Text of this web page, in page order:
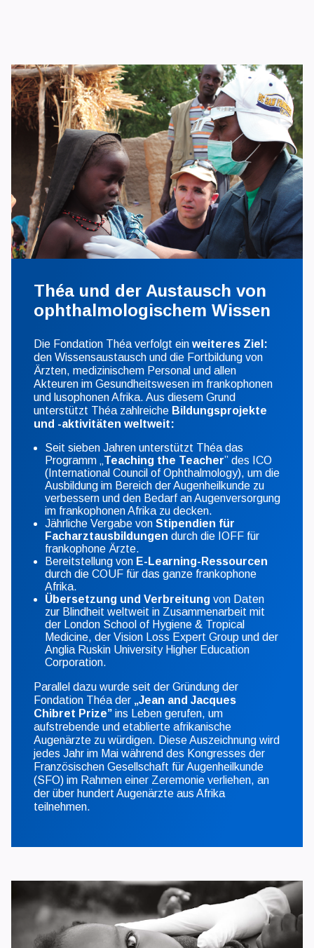
Théa und der Austausch von
ophthalmologischem Wissen
Die Fondation Théa verfolgt ein weiteres Ziel:
den Wissensaustausch und die Fortbildung von
Ärzten, medizinischem Personal und allen
Akteuren im Gesundheitswesen im frankophonen
und lusophonen Afrika. Aus diesem Grund
unterstützt Théa zahlreiche Bildungsprojekte
und -aktivitäten weltweit:
Seit sieben Jahren unterstützt Théa das
Programm „Teaching the Teacher” des ICO
(International Council of Ophthalmology), um die
Ausbildung im Bereich der Augenheilkunde zu
verbessern und den Bedarf an Augenversorgung
im frankophonen Afrika zu decken.
Jährliche Vergabe von Stipendien für
Facharztausbildungen durch die IOFF für
frankophone Ärzte.
Bereitstellung von E-Learning-Ressourcen
durch die COUF für das ganze frankophone
Afrika.
Übersetzung und Verbreitung von Daten
zur Blindheit weltweit in Zusammenarbeit mit
der London School of Hygiene & Tropical
Medicine, der Vision Loss Expert Group und der
Anglia Ruskin University Higher Education
Corporation.
Parallel dazu wurde seit der Gründung der
Fondation Théa der „Jean and Jacques
Chibret Prize” ins Leben gerufen, um
aufstrebende und etablierte afrikanische
Augenärzte zu würdigen. Diese Auszeichnung wird
jedes Jahr im Mai während des Kongresses der
Französischen Gesellschaft für Augenheilkunde
(SFO) im Rahmen einer Zeremonie verliehen, an
der über hundert Augenärzte aus Afrika
teilnehmen.